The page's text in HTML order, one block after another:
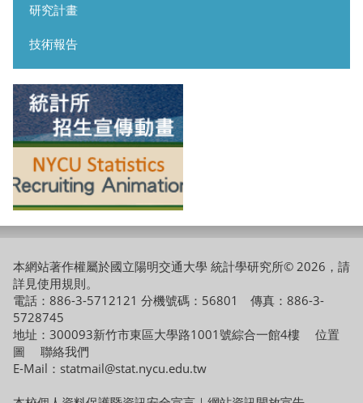
研究計畫
技術報告
本網站著作權屬於國立陽明交通大學 統計學研究所© 2026，請
詳見使用規則。
電話：886-3-5712121 分機號碼：56801 傳真：886-3-
5728745
地址：300093新竹市東區大學路1001號綜合一館4樓 位置
圖
聯絡我們
E-Mail：statmail@stat.nycu.edu.tw